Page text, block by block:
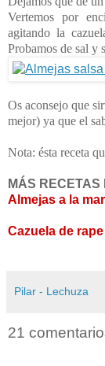
Vertemos por
agitando la
Probamos de sal y
Os aconsejo que
mejor) ya que el
Nota: ésta receta
MÁS
Almejas a la
Cazuela de rape
Pilar - Lechuza
21